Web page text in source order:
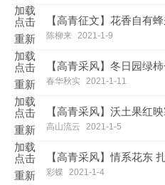
加载
点击
重新
加载
【高青征文】花香自有
陈柳来 2021-1-9
点击
重新
加载
【高青采风】冬日园绿
春华秋实 2021-1-11
点击
重新
加载
【高青采风】沃土果红
高山流云 2021-1-5
点击
重新
【高青采风】情系花东
彩蝶 2021-1-4